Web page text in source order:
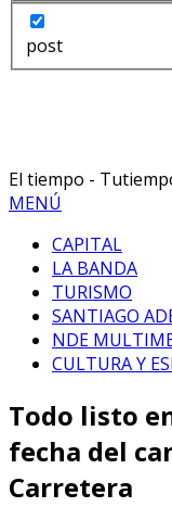
post
El tiempo -
MENÚ
CAPITAL
LA BANDA
TURISMO
SANTIAGO
NDE
CULTURA Y
Todo listo
fecha del
Carretera